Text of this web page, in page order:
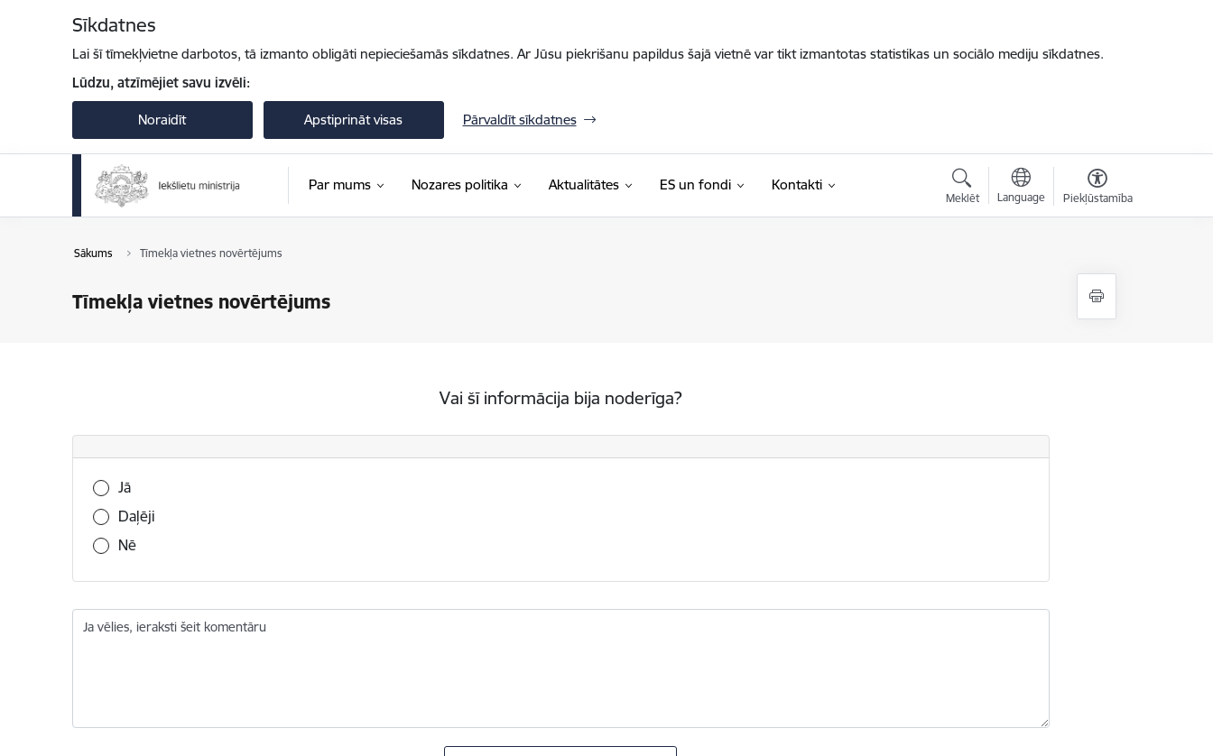
Sīkdatnes
Lai šī tīmekļvietne darbotos, tā izmanto obligāti nepieciešamās sīkdatnes. Ar Jūsu piekrišanu papildus šajā vietnē var tikt izmantotas statistikas un sociālo mediju sīkdatnes.
Lūdzu, atzīmējiet savu izvēli:
Noraidīt Apstiprināt visas Pārvaldīt sīkdatnes
Par mums Nozares politika Aktualitātes ES un fondi Kontakti
Meklēt Language Piekļūstamība
Sākums Tīmekļa vietnes novērtējums
Tīmekļa vietnes novērtējums
Vai šī informācija bija noderīga?
Vai šī informācija bija noderīga?
Jā
Daļēji
Nē
Ja vēlies, ieraksti šeit komentāru